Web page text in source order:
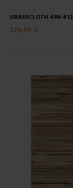
GRASSCLOTH 488-412
229,90 €